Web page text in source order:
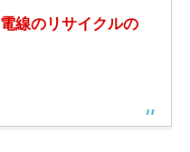
電線のリサイクルの